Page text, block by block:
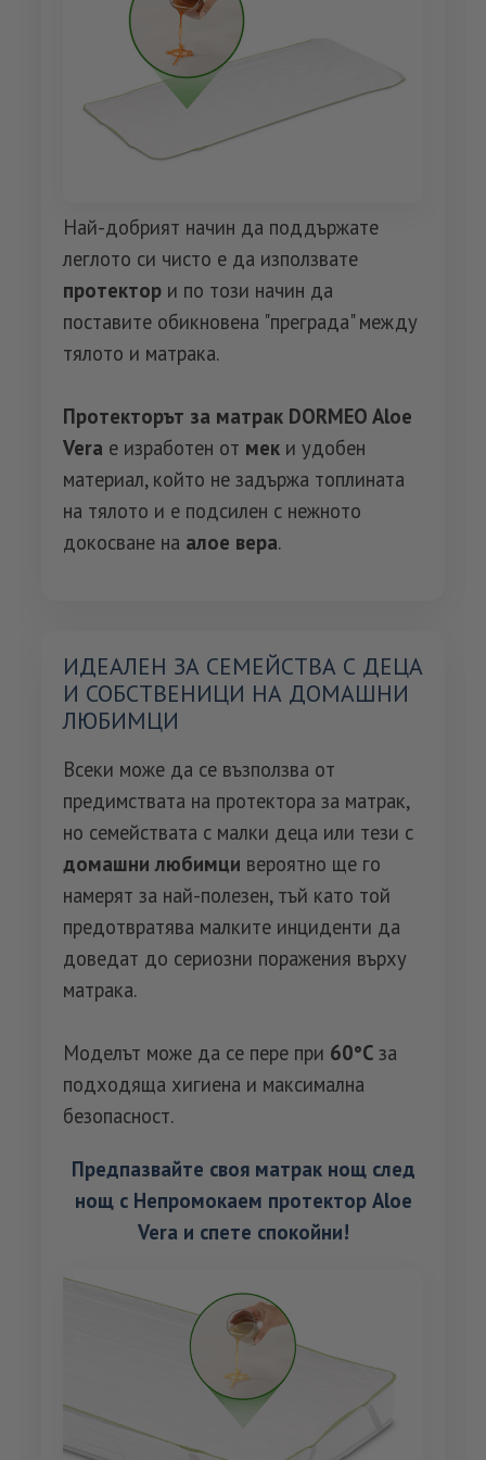
Най-добрият начин да поддържате
леглото си чисто е да използвате
протектор и по този начин да
поставите обикновена "преграда" между
тялото и матрака.
Протекторът за матрак DORMEO Aloe
Vera е изработен от мек и удобен
материал, който не задържа топлината
на тялото и е подсилен с нежното
докосване на алое вера.
ИДЕАЛЕН ЗА СЕМЕЙСТВА С ДЕЦА
И СОБСТВЕНИЦИ НА ДОМАШНИ
ЛЮБИМЦИ
Всеки може да се възползва от
предимствата на протектора за матрак,
но семействата с малки деца или тези с
домашни любимци вероятно ще го
намерят за най-полезен, тъй като той
предотвратява малките инциденти да
доведат до сериозни поражения върху
матрака.
Моделът може да се пере при 60°C за
подходяща хигиена и максимална
безопасност.
Предпазвайте своя матрак нощ след
нощ с Непромокаем протектор Aloe
Vera и спете спокойни!